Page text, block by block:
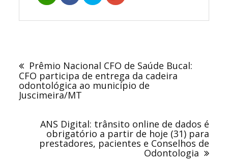
PostPrêmio Nacional CFO de Saúde Bucal:
CFO participa de entrega da cadeira
odontológica ao município de
Juscimeira/MT
ANS Digital: trânsito online de dados é
obrigatório a partir de hoje (31) para
prestadores, pacientes e Conselhos de
Odontologia